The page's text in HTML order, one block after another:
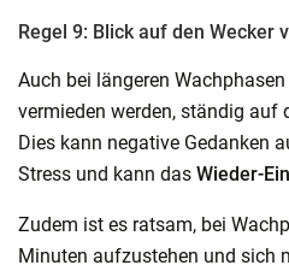
Regel 9: Blick auf den Wecker
Auch bei längeren
vermieden werden, ständig auf
Dies kann negative Gedanken
Stress und kann das Wieder-
Zudem ist es ratsam, bei
Minuten aufzustehen und sich